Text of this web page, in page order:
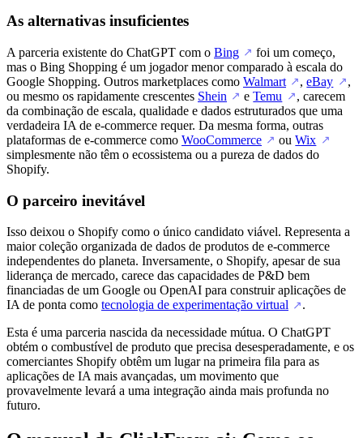
As alternativas insuficientes
A parceria existente do ChatGPT com o Bing ↗ foi um começo,
mas o Bing Shopping é um jogador menor comparado à escala do
Google Shopping. Outros marketplaces como Walmart ↗ ,eBay ↗ ,
ou mesmo os rapidamente crescentes Shein ↗ eTemu ↗ , carecem
da combinação de escala, qualidade e dados estruturados que uma
verdadeira IA de e-commerce requer. Da mesma forma, outras
plataformas de e-commerce como WooCommerce ↗ ouWix ↗
simplesmente não têm o ecossistema ou a pureza de dados do
Shopify.
O parceiro inevitável
Isso deixou o Shopify como o único candidato viável. Representa a
maior coleção organizada de dados de produtos de e-commerce
independentes do planeta. Inversamente, o Shopify, apesar de sua
liderança de mercado, carece das capacidades de P&D bem
financiadas de um Google ou OpenAI para construir aplicações de
IA de ponta como tecnologia de experimentação virtual ↗ .
Esta é uma parceria nascida da necessidade mútua. O ChatGPT
obtém o combustível de produto que precisa desesperadamente, e os
comerciantes Shopify obtêm um lugar na primeira fila para as
aplicações de IA mais avançadas, um movimento que
provavelmente levará a uma integração ainda mais profunda no
futuro.